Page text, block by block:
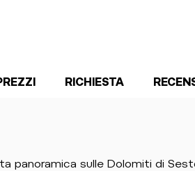
RICHIESTA
panoramica sulle Dolomiti di